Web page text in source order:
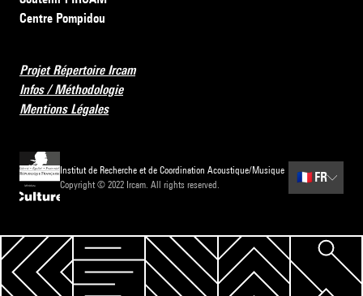
Centre Pompidou
Projet Répertoire Ircam
Infos / Méthodologie
Mentions Légales
Institut de Recherche et de Coordination Acoustique/Musique
Copyright © 2022 Ircam. All rights reserved.
🇫🇷 FR